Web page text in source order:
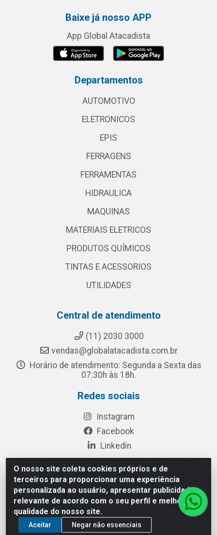
O nosso site coleta cookies próprios e de
terceiros para proporcionar uma experiência
personalizada ao usuário, apresentar publicidade
relevante de acordo com o seu perfil e melhorar a
qualidade do nosso site.
Aceitar Negar não essenciais
Baixe já nosso APP
App Global Atacadista
Departamentos
AUTOMOTIVO
ELETRONICOS
EPIS
FERRAGENS
FERRAMENTAS
HIDRAULICA
MAQUINAS
MATERIAIS ELETRICOS
PRODUTOS QUÍMICOS
TINTAS E ACESSORIOS
UTILIDADES
Central de atendimento
(11) 2030 3000
vendas@globalatacadista.com.br
Horário de atendimento: Segunda a Sexta das
07:30h às 18h.
Redes sociais
Instagram
Facebook
Linkedin
Rua Chipuê, 117 - S. Miguel Paulista São Paulo/SP - CEP
08010-260- CNPJ: 03.010.739/0001-72